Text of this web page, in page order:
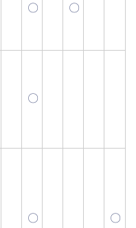
〇 〇
〇
〇 〇